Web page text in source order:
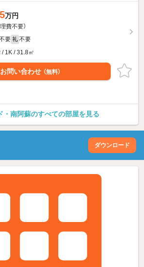
万円
理費不要）
要 礼 不要
/ 1K / 31.8㎡
お問い合わせ （無料）
・南阿蘇のすべての部屋を見る
ダウンロード